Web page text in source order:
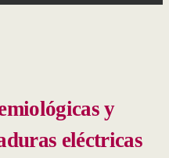
y
eléctricas